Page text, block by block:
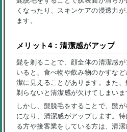
くなったり、スキンケアの浸透力
ます。
メリット4：清潔感がアップ
髭を剃ることで、顔全体の清潔感
いると、食べ物や飲み物のかすな
潔に見えることがあります。また
剃らないと清潔感が欠けてしまいま
しかし、髭脱毛をすることで、髭
になり、清潔感がアップします。
る方や接客業をしている方は、清